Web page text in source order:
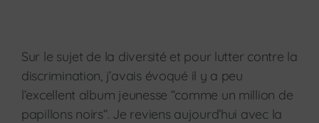
Sur le sujet de la diversité et pour lutter contre la
discrimination, j’avais évoqué il y a peu
l’excellent album jeunesse “comme un million de
papillons noirs“. Je reviens aujourd’hui avec la